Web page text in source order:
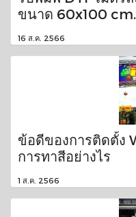
ขนาด 60x100 cm.
16 ส.ค. 2566
ข้อดีของการติดตั้ง
การทาสีอย่างไร
1 ส.ค. 2566